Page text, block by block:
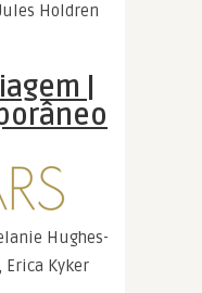
Holdren
|
Hughes-
Erica Kyker